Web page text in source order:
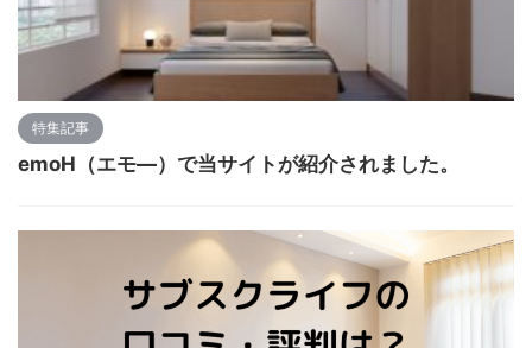
特集記事
emoH（エモ―）で当サイトが紹介されました。